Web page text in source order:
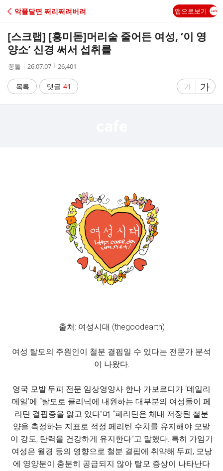
C
A
악플달면 쩌리쩌려버려 앱으로보기
[스크랩] [흥미돋]머리숱 줄어든 여성, ‘이 영
양소’ 신경 써서 섭취를
작
자
꽁돌
작
시
간
26.07.07
조
수
26,401
목록 댓글 41
글
가
글
자
가
출처: 여성시대 (thegoodearth)
여성 탈모의 주원인이 철분 결핍일 수 있다는 전문가 분석
이 나왔다.
영국 모발·두피 전문 임상영양사 한나 가보르디가 ‘데일리
메일’에 “탈모로 클리닉에 내원하는 대부분의 여성들이 페
리틴 결핍증을 앓고 있다”며 “페리틴은 체내 저장된 철분
양을 측정하는 지표로 적정 페리틴 수치를 유지해야 모발
이 강도, 탄력을 건강하게 유지한다”고 말했다. 특히 가임기
여성은 월경 등의 영향으로 철분 결핍에 취약해 두피, 모낭
에 영양분이 충분히 공급되지 않아 탈모 증상이 나타난다